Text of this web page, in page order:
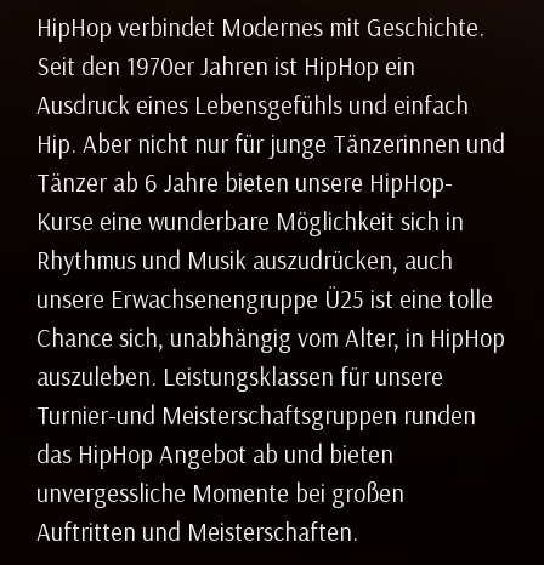
HipHop verbindet Modernes mit Geschichte.
Seit den 1970er Jahren ist HipHop ein
Ausdruck eines Lebensgefühls und einfach
Hip. Aber nicht nur für junge Tänzerinnen und
Tänzer ab 6 Jahre bieten unsere HipHop-
Kurse eine wunderbare Möglichkeit sich in
Rhythmus und Musik auszudrücken, auch
unsere Erwachsenengruppe Ü25 ist eine tolle
Chance sich, unabhängig vom Alter, in HipHop
auszuleben. Leistungsklassen für unsere
Turnier-und Meisterschaftsgruppen runden
das HipHop Angebot ab und bieten
unvergessliche Momente bei großen
Auftritten und Meisterschaften.